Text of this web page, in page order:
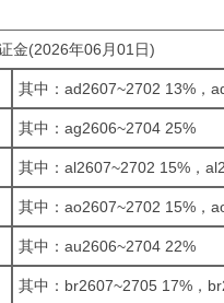
06月01日)
其中：ad2607~2702 13%，
其中：ag2606~2704 25%
其中：al2607~2702 15%，
其中：ao2607~2702 15%，
其中：au2606~2704 22%
其中：br2607~2705 17%，